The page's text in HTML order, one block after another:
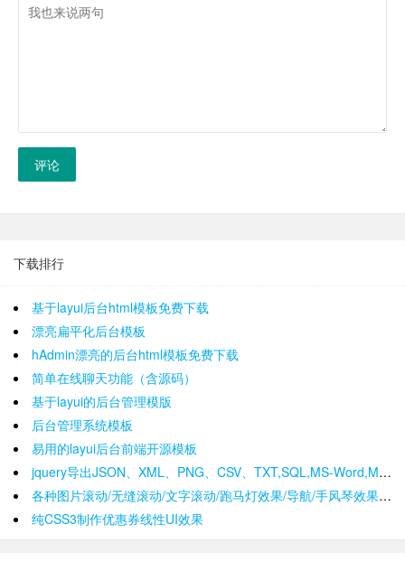
评论
下载排行
基于layui后台html模板免费下载
漂亮扁平化后台模板
hAdmin漂亮的后台html模板免费下载
简单在线聊天功能（含源码）
基于layui的后台管理模版
后台管理系统模板
易用的layui后台前端开源模板
jquery导出JSON、XML、PNG、CSV、TXT,SQL,MS-Word,Ms-Excel Ms-Powerpoint、PDF插件
各种图片滚动/无缝滚动/文字滚动/跑马灯效果/导航/手风琴效果/轮播
纯CSS3制作优惠券线性UI效果